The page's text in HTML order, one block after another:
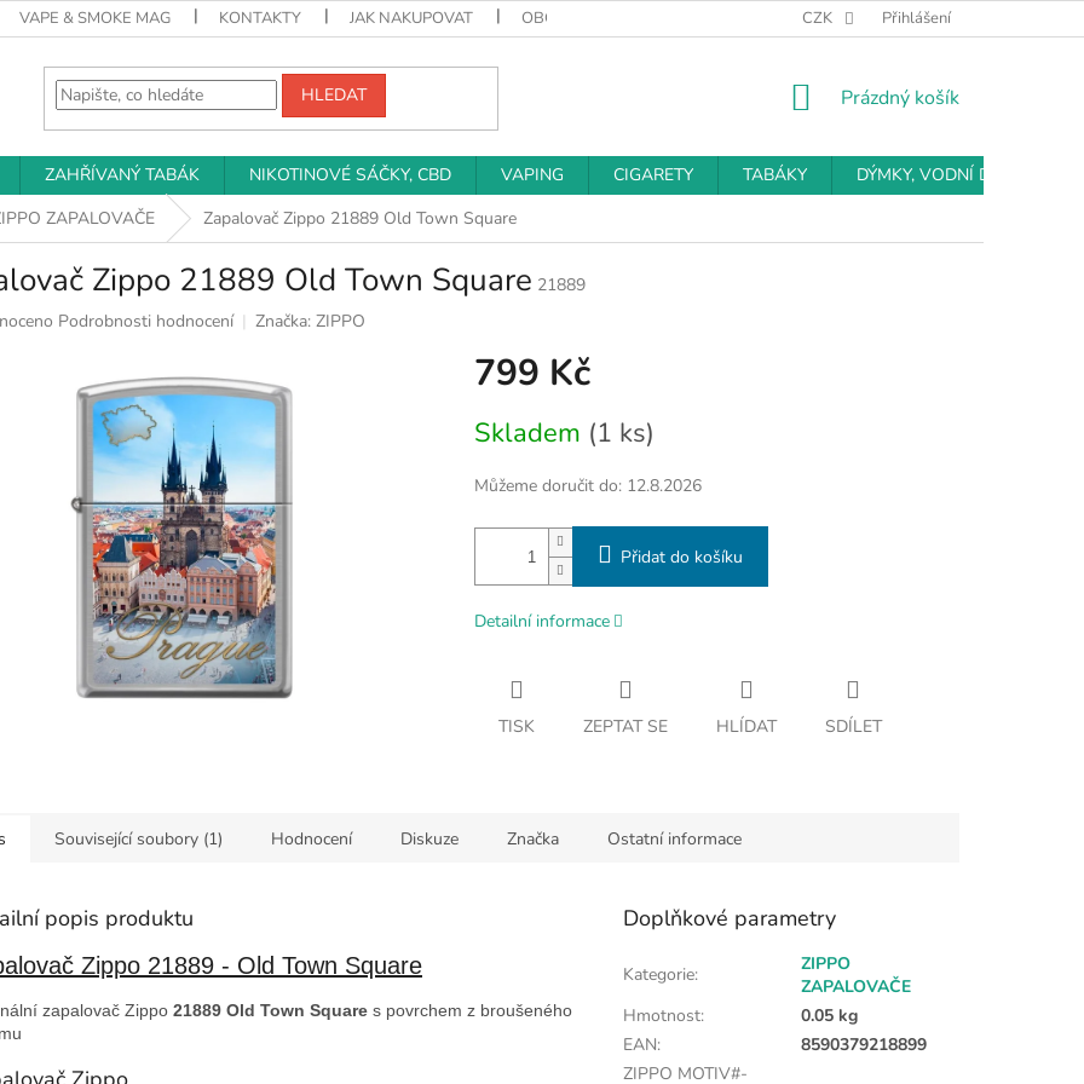
VAPE & SMOKE MAG KONTAKTY JAK NAKUPOVAT OBCHODNÍ PODMÍNKY PODMÍNKY OCHRANY OSOBNÍCH ÚDAJŮ
CZK Přihlášení
HLEDAT
NÁKUPNÍ
Prázdný košík
ZAHŘÍVANÝ TABÁK NIKOTINOVÉ SÁČKY, CBD VAPING CIGARETY TABÁKY
DÝMKY, VODNÍ DÝMKY
ZAPALOVAČE Zapalovač Zippo 21889 Old Town Square
Zippo 21889 Old Town Square 21889
Podrobnosti hodnocení Značka: ZIPPO
799 Kč
cena:
Skladem (1 ks)
Můžeme doručit do: 12.8.2026
Přidat do košíku
Detailní informace
TISK ZEPTAT SE HLÍDAT SDÍLET
Související soubory (1) Hodnocení Diskuze Značka Ostatní informace
popis produktu
Zippo 21889 - Old Town Square
zapalovač Zippo 21889 Old Town Square s povrchem z broušeného
Doplňkové parametry
Kategorie:
ZIPPO
ZAPALOVAČE
Hmotnost:
0.05 kg
EAN:
8590379218899
ZIPPO MOTIV#-